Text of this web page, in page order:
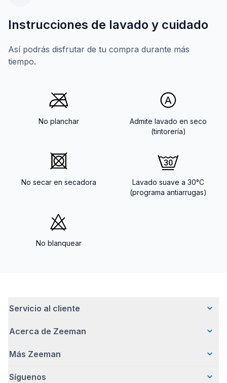
Instrucciones de lavado y cuidado
Así podrás disfrutar de tu compra durante más
tiempo.
No planchar
Admite lavado en seco
(tintorería)
No secar en secadora
Lavado suave a 30°C
(programa antiarrugas)
No blanquear
Servicio al cliente
Preguntas frecuentes
Entrega
Acerca de Zeeman
Quiénes somos
Cómo emprendemos de forma responsable
Más Zeeman
Promoción de body gratis
Síguenos